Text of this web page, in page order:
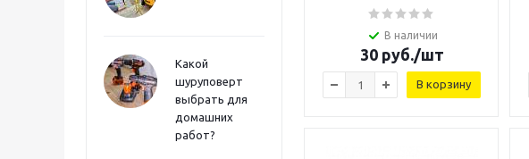
Какой
шуруповерт
выбрать для
домашних
работ?
В наличии
30руб./шт
В корзину